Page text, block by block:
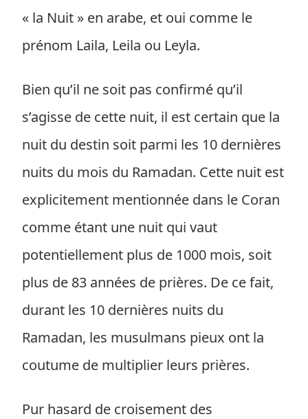
« la Nuit » en arabe, et oui comme le
prénom Laila, Leila ou Leyla.
Bien qu’il ne soit pas confirmé qu’il
s’agisse de cette nuit, il est certain que la
nuit du destin soit parmi les 10 dernières
nuits du mois du Ramadan. Cette nuit est
explicitement mentionnée dans le Coran
comme étant une nuit qui vaut
potentiellement plus de 1000 mois, soit
plus de 83 années de prières. De ce fait,
durant les 10 dernières nuits du
Ramadan, les musulmans pieux ont la
coutume de multiplier leurs prières.
Pur hasard de croisement des